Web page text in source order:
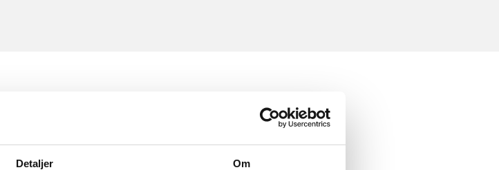
Detaljer Om